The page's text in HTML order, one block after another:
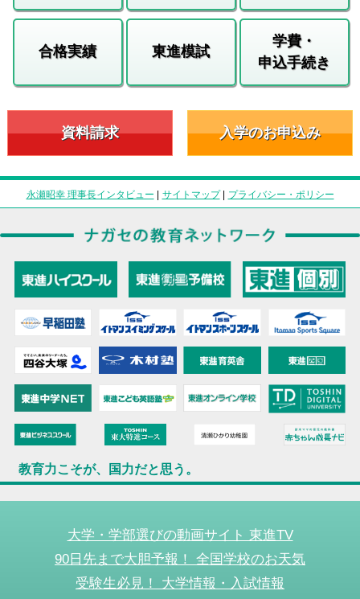
合格実績 東進模試
学費・
申込手続き
資料請求 入学のお申込み
永瀬昭幸 理事長インタビュー | サイトマップ| プライバシー・ポリシー
教育力こそが、国力だと思う。
大学・学部選びの動画サイト 東進TV
90日先まで大胆予報！ 全国学校のお天気
受験生必見！ 大学情報・入試情報